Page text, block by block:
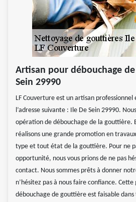
Artisan pour débouchage
Sein 29990
LF Couverture est un artisan
l’adresse suivante : Ile De Sein 29990.
opération de débouchage de la gouttière.
réalisons une grande promotion en
type et tout état de la gouttière. Pour ne
opportunité, nous vous prions de ne pas
contact. Nous sommes prêts à donner
n’hésitez pas à nous faire confiance.
débouchage de gouttière est faisable